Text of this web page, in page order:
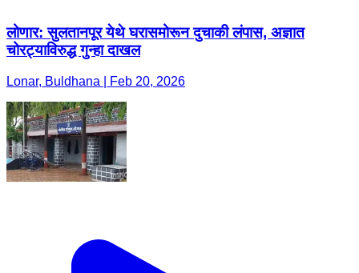
लोणार: सुलतानपूर येथे घरासमोरून दुचाकी लंपास, अज्ञात
चोरट्याविरुद्ध गुन्हा दाखल
Lonar, Buldhana | Feb 20, 2026